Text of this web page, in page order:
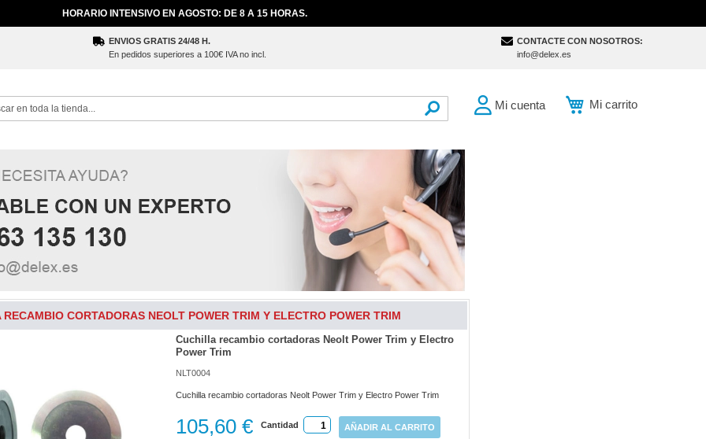
HORARIO INTENSIVO EN AGOSTO: DE 8 A 15 HORAS.
ENVIOS GRATIS 24/48 H.
En pedidos superiores a 100€ IVA no incl.
CONTACTE CON NOSOTROS:
info@delex.es
Mi carrito
Mi cuenta
CORTADORAS NEOLT POWER TRIM Y ELECTRO POWER TRIM
Cuchilla recambio cortadoras Neolt Power Trim y Electro
Power Trim
NLT0004
Cuchilla recambio cortadoras Neolt Power Trim y Electro Power Trim
105,60 € Cantidad AÑADIR AL CARRITO